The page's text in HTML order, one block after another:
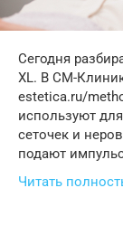
Сегодня
XL. В СМ-
estetica.ru/
используют
сеточек и
подают
Читать